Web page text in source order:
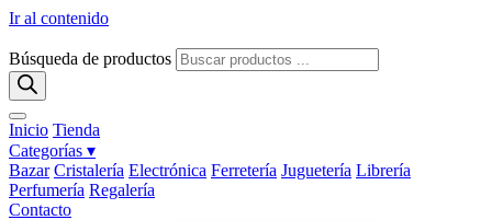
Ir al contenido
Búsqueda de productos
Inicio Tienda
Categorías ▾
Bazar Cristalería Electrónica Ferretería Juguetería Librería
Perfumería Regalería
Contacto